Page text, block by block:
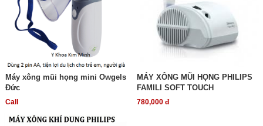
Máy xông mũi họng mini Owgels
Đức
Call
MÁY XÔNG MŨI HỌNG PHILIPS
FAMILI SOFT TOUCH
780,000 đ